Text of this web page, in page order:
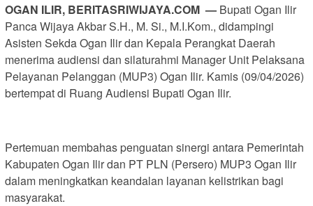
OGAN ILIR, BERITASRIWIJAYA.COM — Bupati Ogan Ilir
Panca Wijaya Akbar S.H., M. Si., M.I.Kom., didampingi
Asisten Sekda Ogan Ilir dan Kepala Perangkat Daerah
menerima audiensi dan silaturahmi Manager Unit Pelaksana
Pelayanan Pelanggan (MUP3) Ogan Ilir. Kamis (09/04/2026)
bertempat di Ruang Audiensi Bupati Ogan Ilir.
Pertemuan membahas penguatan sinergi antara Pemerintah
Kabupaten Ogan Ilir dan PT PLN (Persero) MUP3 Ogan Ilir
dalam meningkatkan keandalan layanan kelistrikan bagi
masyarakat.